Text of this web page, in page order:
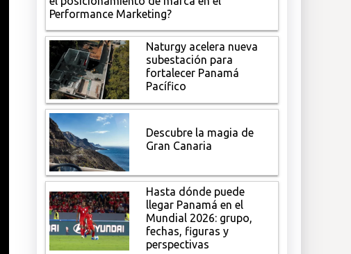
Performance Marketing?
Naturgy acelera nueva
subestación para
fortalecer Panamá
Pacífico
Descubre la magia de
Gran Canaria
Hasta dónde puede
llegar Panamá en el
Mundial 2026: grupo,
fechas, figuras y
perspectivas